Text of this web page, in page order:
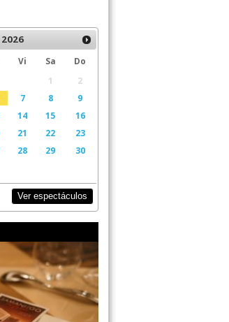
2026
Vi Sa
Do
1
2
7 8
9
14 15
16
21 22
23
28 29
30
Ver espectáculos